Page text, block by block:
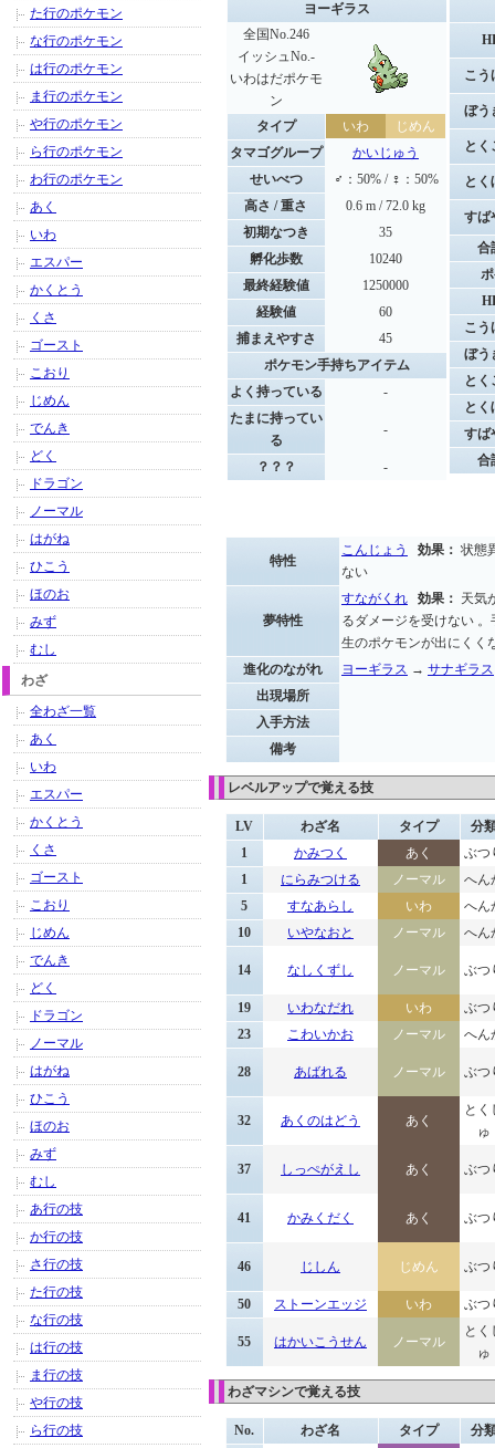
ヨーギラス
全国No.246
イッシュNo.-
いわはだポケモ
ン
タイプ
いわ
じめん
タマゴグループ
かいじゅう
せいべつ
♂：50% / ♀：50%
高さ / 重さ
0.6 m / 72.0 kg
初期なつき
35
孵化歩数
10240
最終経験値
1250000
経験値
60
捕まえやすさ
45
ポケモン手持ちアイテム
よく持っている
-
たまに持ってい
る
-
？？？ -
こう
ぼう
とく
とく
すば
合
こう
ぼう
とく
とく
すば
合
特性
こんじょう 効果： 状態
ない
夢特性
すながくれ 効果： 天気
るダメージを受けない
生のポケモンが出にくく
進化のながれ
ヨーギラス → サナギラス
出現場所
入手方法
備考
レベルアップで覚える技
LV わざ名 タイプ
分
1
かみつく あく
ぶつ
1
にらみつける ノーマル
へん
5
すなあらし いわ
へん
10
いやなおと ノーマル へん
14 なしくずし ノーマル ぶつ
19 いわなだれ いわ
ぶつ
23
こわいかお ノーマル へん
28 あばれる ノーマル ぶつ
32 あくのはどう あく
とく
ゅ
37 しっぺがえし あく ぶつ
41 かみくだく あく ぶつ
46 じしん じめん ぶつ
50 ストーンエッジ いわ ぶつ
55 はかいこうせん ノーマル
とく
ゅ
わざマシンで覚える技
No. わざ名 タイプ
分
た行のポケモン
な行のポケモン
は行のポケモン
ま行のポケモン
や行のポケモン
ら行のポケモン
わ行のポケモン
あく
いわ
エスパー
かくとう
くさ
ゴースト
こおり
じめん
でんき
どく
ドラゴン
ノーマル
はがね
ひこう
ほのお
みず
むし
わざ
全わざ一覧
あく
いわ
エスパー
かくとう
くさ
ゴースト
こおり
じめん
でんき
どく
ドラゴン
ノーマル
はがね
ひこう
ほのお
みず
むし
あ行の技
か行の技
さ行の技
た行の技
な行の技
は行の技
ま行の技
や行の技
ら行の技